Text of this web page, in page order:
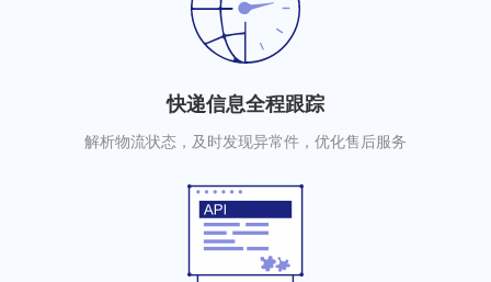
快递信息全程跟踪
解析物流状态，及时发现异常件，优化售后服务